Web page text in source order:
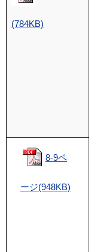
(784KB)
8-9ペ
ージ(948KB)